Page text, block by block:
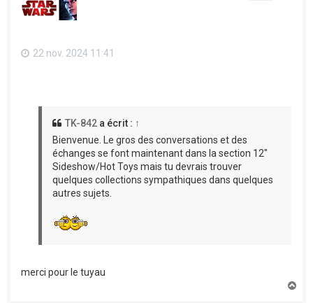
22 nov. 2024 11:41
TK-842 a écrit : ↑
Bienvenue. Le gros des conversations et des
échanges se font maintenant dans la section 12"
Sideshow/Hot Toys mais tu devrais trouver
quelques collections sympathiques dans quelques
autres sujets.
merci pour le tuyau